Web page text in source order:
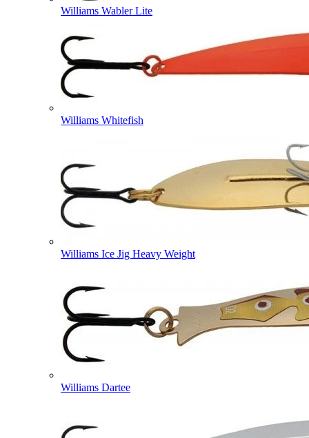
Williams Wabler Lite
Williams Whitefish
Williams Ice Jig Heavy Weight
Williams Dartee